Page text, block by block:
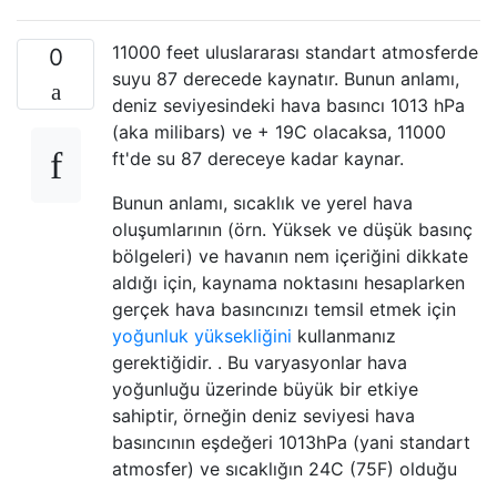
0
11000 feet uluslararası standart atmosferde
suyu 87 derecede kaynatır. Bunun anlamı,
deniz seviyesindeki hava basıncı 1013 hPa
(aka milibars) ve + 19C olacaksa, 11000
ft'de su 87 dereceye kadar kaynar.
Bunun anlamı, sıcaklık ve yerel hava
oluşumlarının (örn. Yüksek ve düşük basınç
bölgeleri) ve havanın nem içeriğini dikkate
aldığı için, kaynama noktasını hesaplarken
gerçek hava basıncınızı temsil etmek için
yoğunluk yüksekliğini kullanmanız
gerektiğidir. . Bu varyasyonlar hava
yoğunluğu üzerinde büyük bir etkiye
sahiptir, örneğin deniz seviyesi hava
basıncının eşdeğeri 1013hPa (yani standart
atmosfer) ve sıcaklığın 24C (75F) olduğu